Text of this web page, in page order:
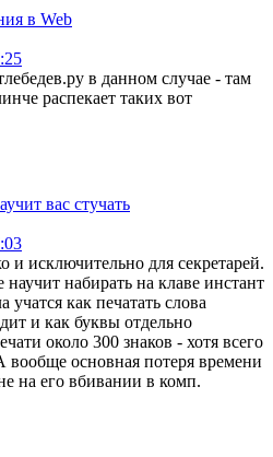
в Web
в данном случае - там
распекает таких вот
вас стучать
и исключительно для секретарей.
набирать на клаве инстант
как печатать слова
и как буквы отдельно
около 300 знаков - хотя всего
вообще основная потеря времени
на его вбивании в комп.